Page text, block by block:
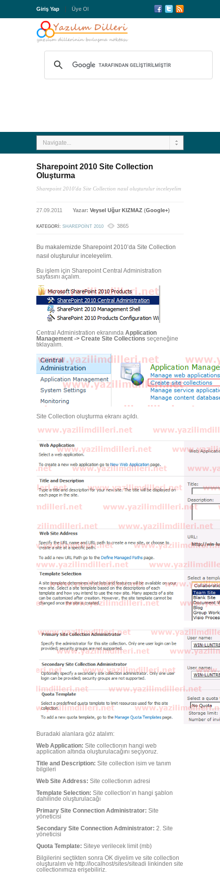
Giriş Yap Üye Ol
Navigate...
Sharepoint 2010 Site Collection
Oluşturma
Sharepoint 2010'da Site Collection nasıl oluşturulur inceleyelim
27.09.2011 Yazar: Veysel Uğur KIZMAZ (Google+)
KATEGORI: SHAREPOINT 2010 3865
Bu makalemizde Sharepoint 2010’da Site Collection
nasıl oluşturulur inceleyelim.
Bu işlem için Sharepoint Central Administration
sayfasını açalım.
Central Administration ekranında Application
Management -> Create Site Collections seçeneğine
tıklayalım.
Site Collection oluşturma ekranı açıldı.
Buradaki alanlara göz atalım:
Web Application: Site collectionın hangi web
application altında oluşturulacağını seçiyoruz.
Title and Description: Site collection isim ve tanım
bilgileri
Web Site Address: Site collectionın adresi
Template Selection: Site collection’ın hangi şablon
dahilinde oluşturulacağı
Primary Site Connection Administrator: Site
yöneticisi
Secondary Site Connection Administrator: 2. Site
yöneticisi
Quota Template: Siteye verilecek limit (mb)
Bilgilerini seçtikten sonra OK diyelim ve site collection
oluşturalım ve http://localhost/sites/siteadi linkinden site
collectionımıza erişebiliriz.